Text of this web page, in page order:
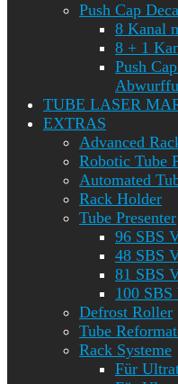
Push Cap
8 Kanal
8 + 1
Push
TUBE LASER
EXTRAS
Advanced
Robotic Tube
Automated
Rack Holder
Tube Presenter
96 SBS
48 SBS
81 SBS
100 SBS
Defrost Roller
Tube
Rack Systeme
Für